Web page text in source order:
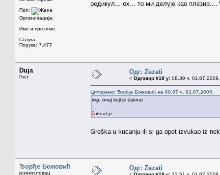
Пол:
Организација:
Име и презиме:
Струка:
Поруке: 7.477
редикул... ох... то ми делује као плезир....
Duja
Гост
Одг: Zezati
« Одговор #18 у: 08.39 ч.
Цитирано: Ђорђе Божовић на 00.07 ч. 01.07.2009.
reg. onaj koji je ćaknut
čaknut je
Greška u kucanju ili si ga opet izvukao iz
Ђорђе Божовић
језикословац
Одг: Zezati